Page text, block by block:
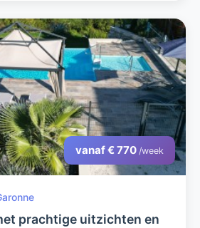
vanaf € 770 /week
prachtige uitzichten en